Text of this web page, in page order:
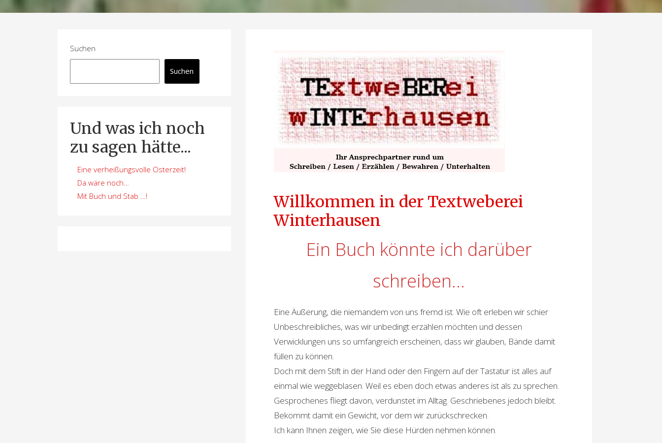
Willkommen in der Textweberei
Winterhausen
Ein Buch könnte ich darüber
schreiben…
Eine Äußerung, die niemandem von uns fremd ist. Wie oft erleben wir schier
Unbeschreibliches, was wir unbedingt erzählen möchten und dessen
Verwicklungen uns so umfangreich erscheinen, dass wir glauben, Bände damit
füllen zu können.
Doch mit dem Stift in der Hand oder den Fingern auf der Tastatur ist alles auf
einmal wie weggeblasen. Weil es eben doch etwas anderes ist als zu sprechen.
Gesprochenes fliegt davon, verdunstet im Alltag. Geschriebenes jedoch bleibt.
Bekommt damit ein Gewicht, vor dem wir zurückschrecken.
Ich kann Ihnen zeigen, wie Sie diese Hürden nehmen können.
Suchen
Suchen
Und was ich noch
zu sagen hätte...
Eine verheißungsvolle Osterzeit!
Da wäre noch…
Mit Buch und Stab …!